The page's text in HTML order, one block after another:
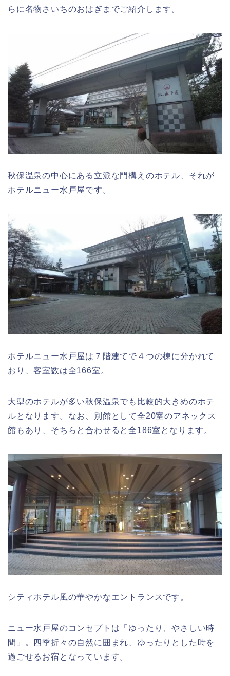
らに名物さいちのおはぎまでご紹介します。
秋保温泉の中心にある立派な門構えのホテル、それが
ホテルニュー水戸屋です。
ホテルニュー水戸屋は７階建てで４つの棟に分かれて
おり、客室数は全166室。
大型のホテルが多い秋保温泉でも比較的大きめのホテ
ルとなります。なお、別館として全20室のアネックス
館もあり、そちらと合わせると全186室となります。
シティホテル風の華やかなエントランスです。
ニュー水戸屋のコンセプトは「ゆったり、やさしい時
間」。
四季折々の自然に囲まれ、ゆったりとした時を
過ごせるお宿となっています。